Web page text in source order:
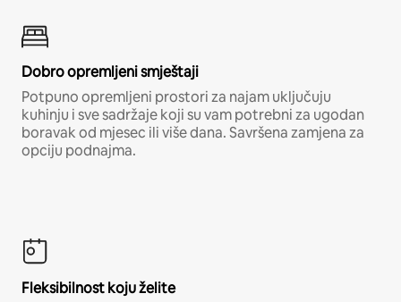
Dobro opremljeni smještaji
Potpuno opremljeni prostori za najam uključuju
kuhinju i sve sadržaje koji su vam potrebni za ugodan
boravak od mjesec ili više dana. Savršena zamjena za
opciju podnajma.
Fleksibilnost koju želite